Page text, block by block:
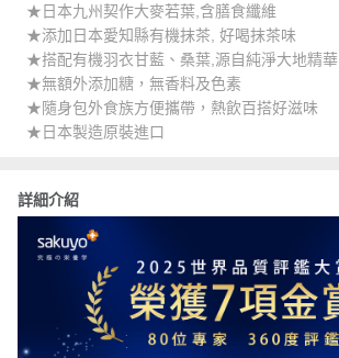
★日本九州契作大麥若葉,含膳食纖維
★添加日本愛知縣有機抹茶, 好喝抹茶味
★搭配有機羽衣甘藍、桑葉,源自純淨大地精華
★無額外添加糖，無香料及色素
★隨身包外食族方便攜帶，熱飲百搭好滋味
★日本製造原裝進口
詳細介紹